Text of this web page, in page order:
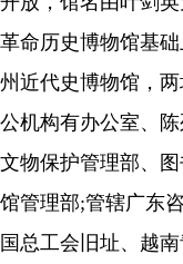
革命历史博物馆基
州近代史博物馆，
公机构有办公室、
文物保护管理部、
馆管理部;管辖广东
国总工会旧址、越